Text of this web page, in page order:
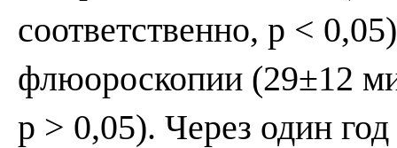
соответственно, p <
флюороскопии (29±12
p > 0,05). Через один